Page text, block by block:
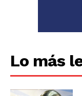
Lo más